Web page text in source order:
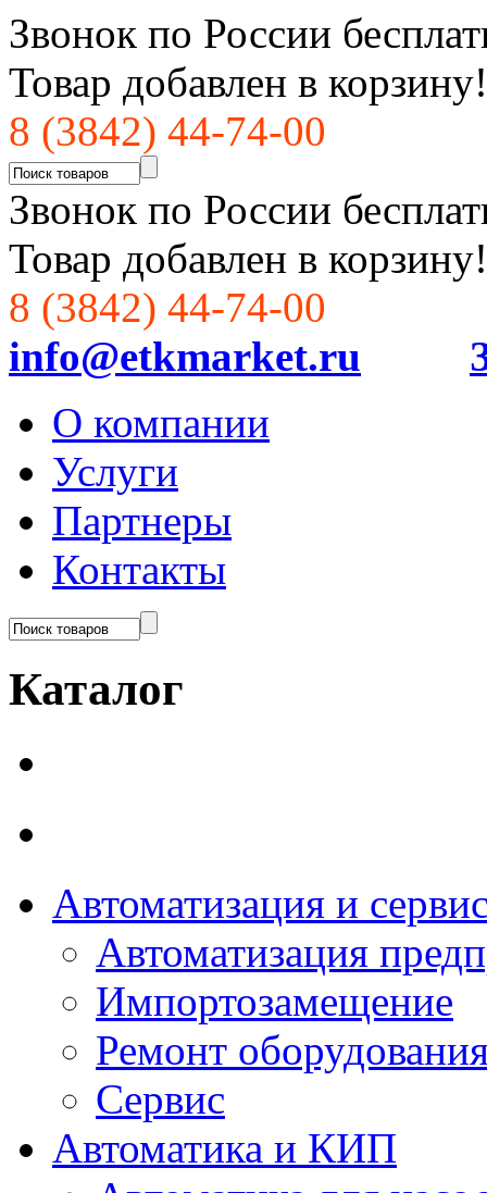
Звонок по России
Товар добавлен в корзину!
8 (3842) 44-74-00
Звонок по России
Товар добавлен в корзину!
8 (3842) 44-74-00
info@etkmarket.ru
О компании
Услуги
Партнеры
Контакты
Каталог
Автоматизация и
Автоматизация
Импортозамещение
Ремонт
Сервис
Автоматика и КИП